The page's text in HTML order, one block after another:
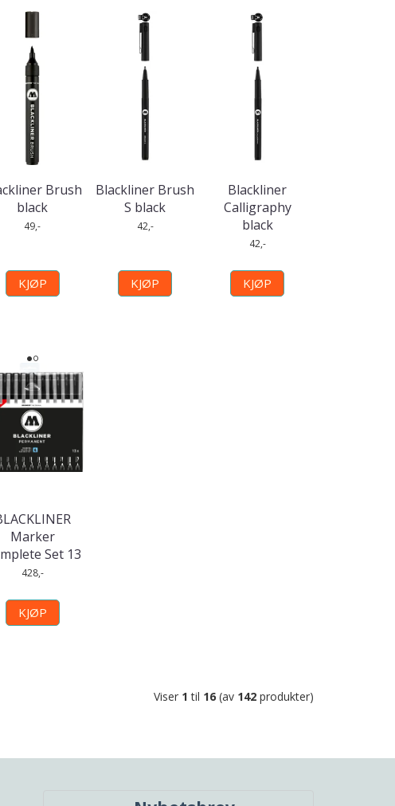
Brush
black
49,-
KJØP
Blackliner Brush
S black
42,-
KJØP
Blackliner
Calligraphy
black
42,-
KJØP
Marker
Set 13
428,-
KJØP
Viser 1 til 16 (av 142 produkter)